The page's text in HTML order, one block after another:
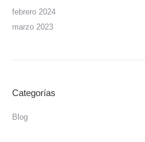
febrero 2024
marzo 2023
Categorías
Blog